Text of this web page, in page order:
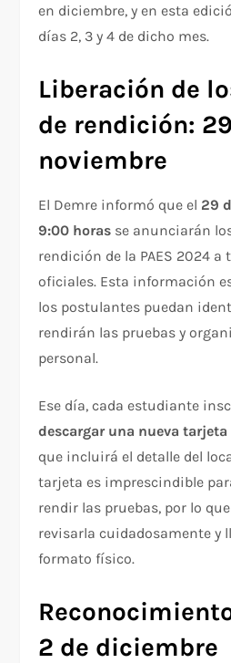
en diciembre, y en esta
días 2, 3 y 4 de dicho mes.
Liberación de
de rendición:
noviembre
El Demre informó que el 29
9:00 horas se anunciarán
rendición de la PAES 2024 a
oficiales. Esta información
los postulantes puedan
rendirán las pruebas y
personal.
Ese día, cada estudiante
descargar una nueva
que incluirá el detalle del
tarjeta es imprescindible
rendir las pruebas, por lo
revisarla cuidadosamente y
formato físico.
2 de diciembre